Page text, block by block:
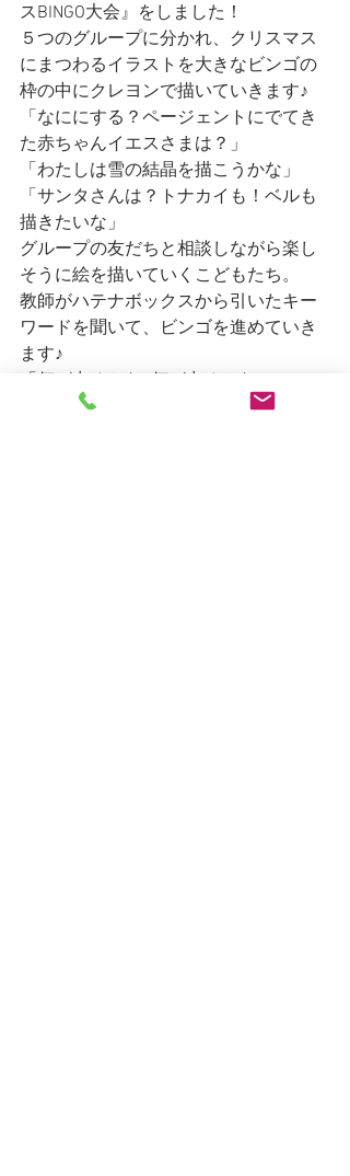
スBINGO大会』をしました！
５つのグループに分かれ、クリスマス
にまつわるイラストを大きなビンゴの
枠の中にクレヨンで描いていきます♪
「なににする？ページェントにでてき
た赤ちゃんイエスさまは？」
「わたしは雪の結晶を描こうかな」
「サンタさんは？トナカイも！ベルも
描きたいな」
グループの友だちと相談しながら楽し
そうに絵を描いていくこどもたち。
教師がハテナボックスから引いたキー
ワードを聞いて、ビンゴを進めていき
ます♪
「何が出るかな♪何が出るかな♪」
リーチやビンゴが出ると大盛り上が